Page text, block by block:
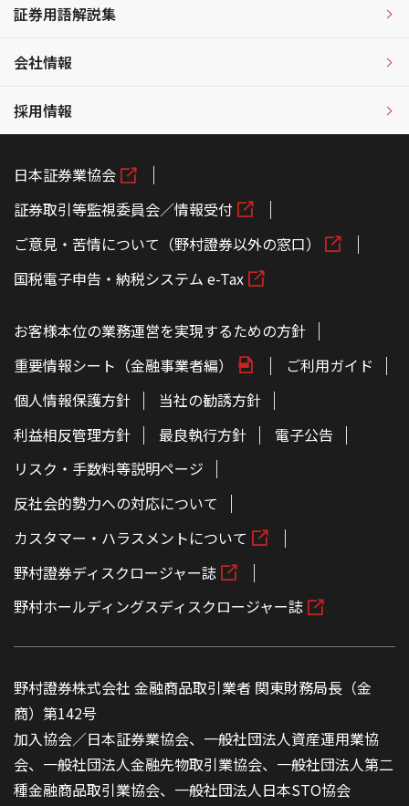
証券用語解説集
会社情報
採用情報
日本証券業協会
証券取引等監視委員会／情報受付
ご意見・苦情について（野村證券以外の窓口）
国税電子申告・納税システム e-Tax
お客様本位の業務運営を実現するための方針
重要情報シート（金融事業者編）
ご利用ガイド
個人情報保護方針
当社の勧誘方針
利益相反管理方針
最良執行方針
電子公告
リスク・手数料等説明ページ
反社会的勢力への対応について
カスタマー・ハラスメントについて
野村證券ディスクロージャー誌
野村ホールディングスディスクロージャー誌
野村證券株式会社 金融商品取引業者 関東財務局長（金
商）第142号
加入協会／日本証券業協会、一般社団法人資産運用業協
会、一般社団法人金融先物取引業協会、一般社団法人第二
種金融商品取引業協会、一般社団法人日本STO協会